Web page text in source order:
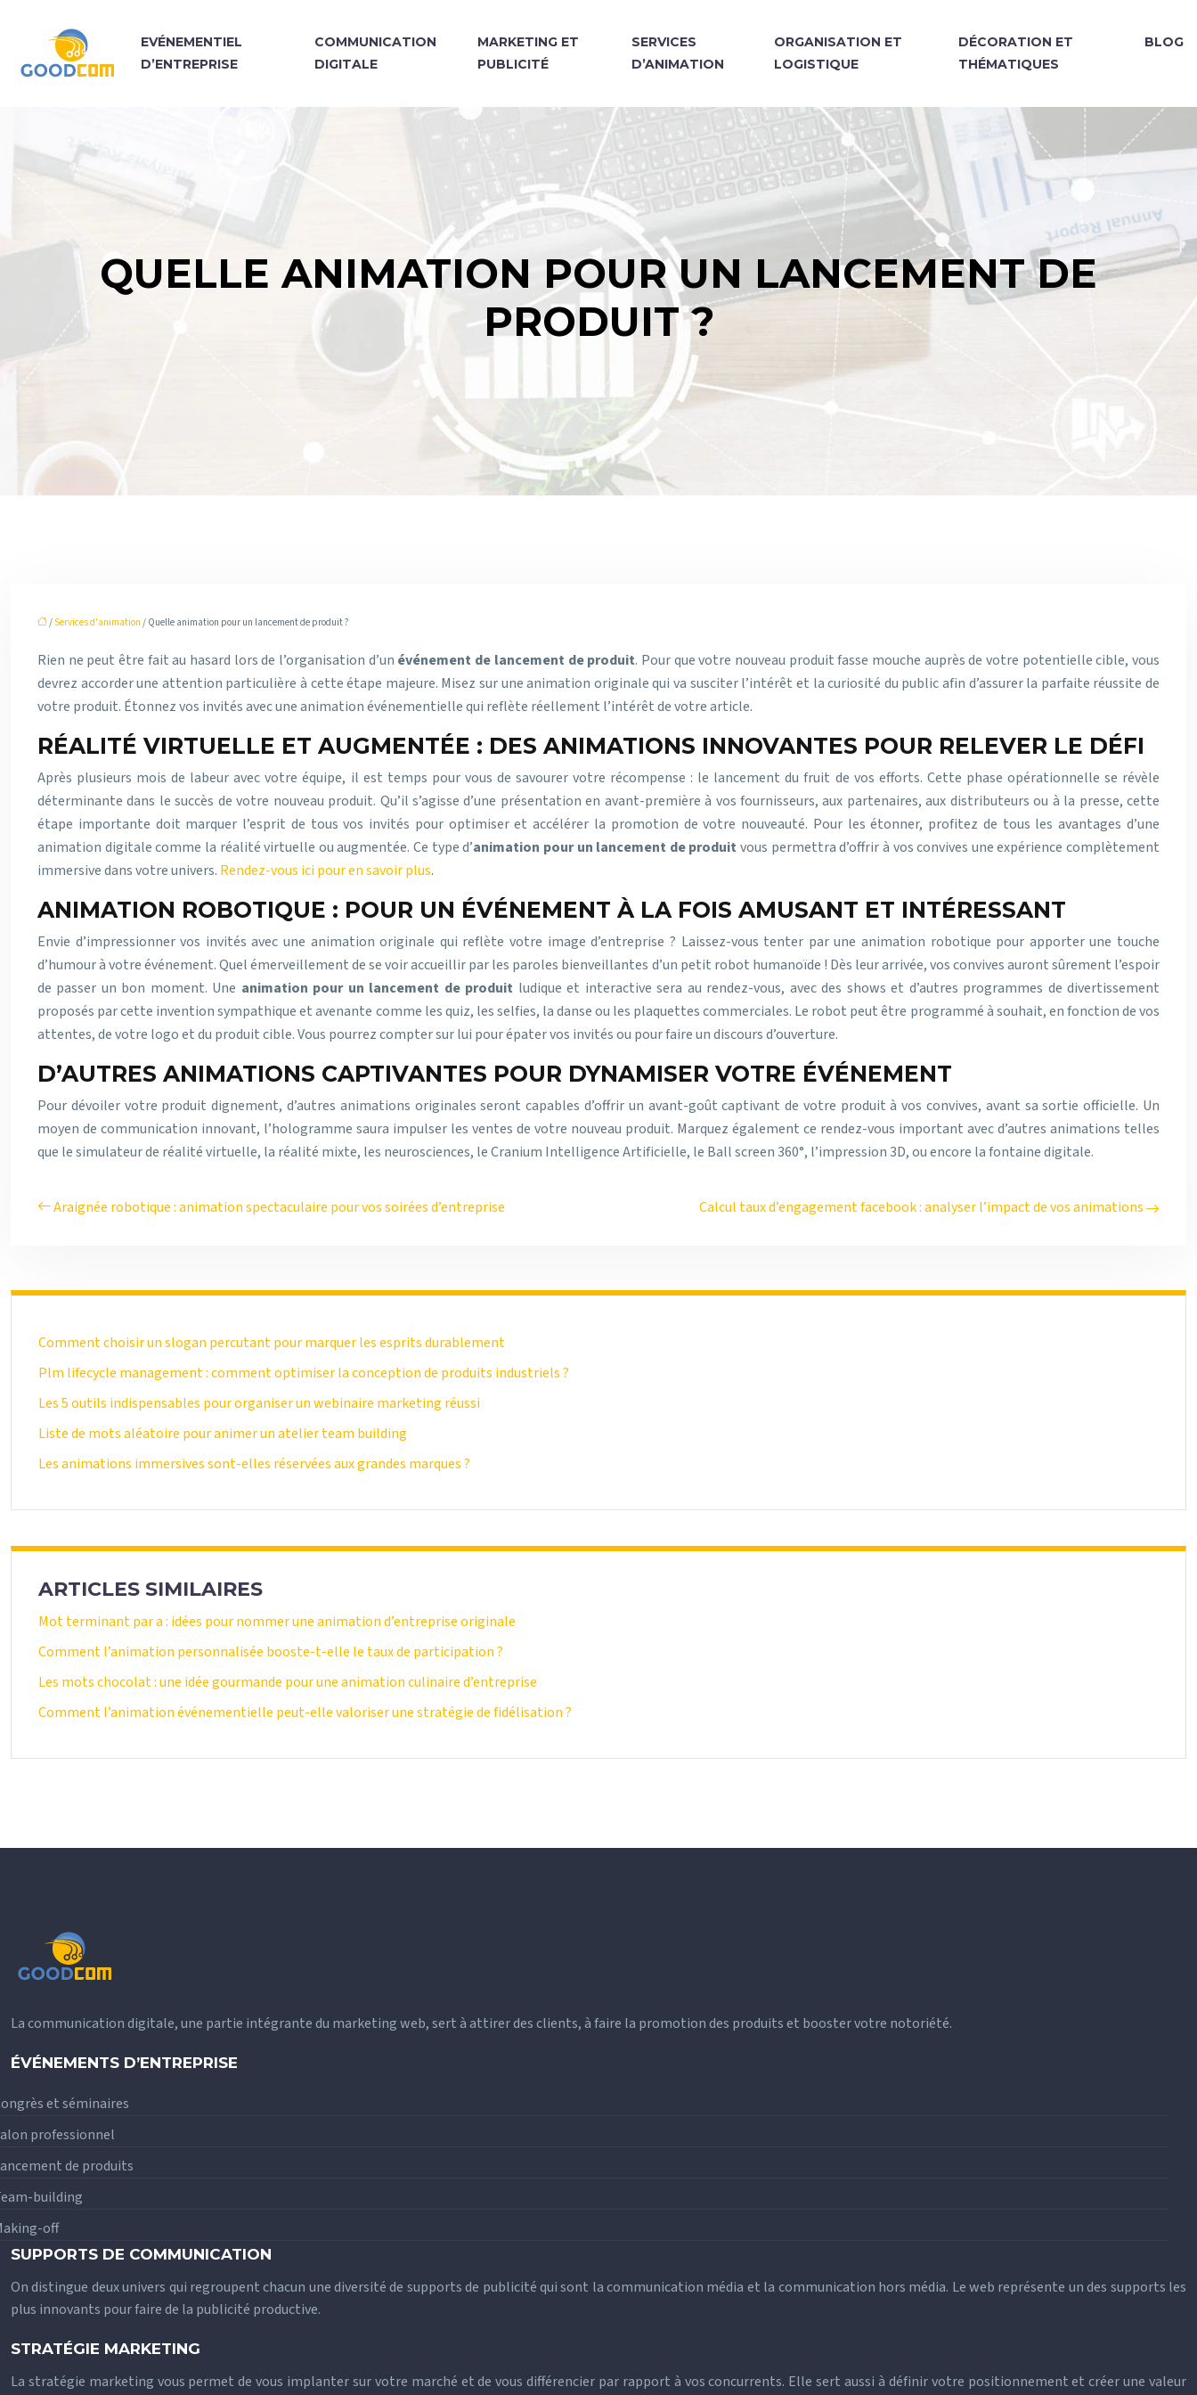
EVÉNEMENTIEL
D’ENTREPRISE
COMMUNICATION
DIGITALE
MARKETING ET
PUBLICITÉ
SERVICES
D’ANIMATION
ORGANISATION ET
LOGISTIQUE
DÉCORATION ET
THÉMATIQUES
BLOG
QUELLE ANIMATION POUR UN LANCEMENT DE
PRODUIT ?
/ Services d'animation / Quelle animation pour un lancement de produit ?
Rien ne peut être fait au hasard lors de l’organisation d’un événement de lancement de produit. Pour que votre nouveau produit fasse mouche auprès de votre potentielle cible, vous
devrez accorder une attention particulière à cette étape majeure. Misez sur une animation originale qui va susciter l’intérêt et la curiosité du public afin d’assurer la parfaite réussite de
votre produit. Étonnez vos invités avec une animation événementielle qui reflète réellement l’intérêt de votre article.
RÉALITÉ VIRTUELLE ET AUGMENTÉE : DES ANIMATIONS INNOVANTES POUR RELEVER LE DÉFI
Après plusieurs mois de labeur avec votre équipe, il est temps pour vous de savourer votre récompense : le lancement du fruit de vos efforts. Cette phase opérationnelle se révèle
déterminante dans le succès de votre nouveau produit. Qu’il s’agisse d’une présentation en avant-première à vos fournisseurs, aux partenaires, aux distributeurs ou à la presse, cette
étape importante doit marquer l’esprit de tous vos invités pour optimiser et accélérer la promotion de votre nouveauté. Pour les étonner, profitez de tous les avantages d’une
animation digitale comme la réalité virtuelle ou augmentée. Ce type d’animation pour un lancement de produit vous permettra d’offrir à vos convives une expérience complètement
immersive dans votre univers. Rendez-vous ici pour en savoir plus.
ANIMATION ROBOTIQUE : POUR UN ÉVÉNEMENT À LA FOIS AMUSANT ET INTÉRESSANT
Envie d’impressionner vos invités avec une animation originale qui reflète votre image d’entreprise ? Laissez-vous tenter par une animation robotique pour apporter une touche
d’humour à votre événement. Quel émerveillement de se voir accueillir par les paroles bienveillantes d’un petit robot humanoïde ! Dès leur arrivée, vos convives auront sûrement l’espoir
de passer un bon moment. Une animation pour un lancement de produit ludique et interactive sera au rendez-vous, avec des shows et d’autres programmes de divertissement
proposés par cette invention sympathique et avenante comme les quiz, les selfies, la danse ou les plaquettes commerciales. Le robot peut être programmé à souhait, en fonction de vos
attentes, de votre logo et du produit cible. Vous pourrez compter sur lui pour épater vos invités ou pour faire un discours d’ouverture.
D’AUTRES ANIMATIONS CAPTIVANTES POUR DYNAMISER VOTRE ÉVÉNEMENT
Pour dévoiler votre produit dignement, d’autres animations originales seront capables d’offrir un avant-goût captivant de votre produit à vos convives, avant sa sortie officielle. Un
moyen de communication innovant, l’hologramme saura impulser les ventes de votre nouveau produit. Marquez également ce rendez-vous important avec d’autres animations telles
que le simulateur de réalité virtuelle, la réalité mixte, les neurosciences, le Cranium Intelligence Artificielle, le Ball screen 360°, l’impression 3D, ou encore la fontaine digitale.
Araignée robotique : animation spectaculaire pour vos soirées d’entreprise Calcul taux d’engagement facebook : analyser l’impact de vos animations
Comment choisir un slogan percutant pour marquer les esprits durablement
Plm lifecycle management : comment optimiser la conception de produits industriels ?
Les 5 outils indispensables pour organiser un webinaire marketing réussi
Liste de mots aléatoire pour animer un atelier team building
Les animations immersives sont-elles réservées aux grandes marques ?
ARTICLES SIMILAIRES
Mot terminant par a : idées pour nommer une animation d’entreprise originale
Comment l’animation personnalisée booste-t-elle le taux de participation ?
Les mots chocolat : une idée gourmande pour une animation culinaire d’entreprise
Comment l’animation événementielle peut-elle valoriser une stratégie de fidélisation ?
La communication digitale, une partie intégrante du marketing web, sert à attirer des clients, à faire la promotion des produits et booster votre notoriété.
ÉVÉNEMENTS D’ENTREPRISE
et séminaires
professionnel
de produits
building
off
SUPPORTS DE COMMUNICATION
On distingue deux univers qui regroupent chacun une diversité de supports de publicité qui sont la communication média et la communication hors média. Le web représente un des supports les
plus innovants pour faire de la publicité productive.
STRATÉGIE MARKETING
La stratégie marketing vous permet de vous implanter sur votre marché et de vous différencier par rapport à vos concurrents. Elle sert aussi à définir votre positionnement et créer une valeur